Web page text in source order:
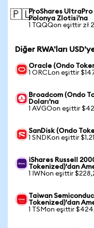
🇵🇱ProShares
Polonya Zlotisi'na
1 TQQQon eşittir zł
Diğer RWA'ları
Oracle (Ondo
1 ORCLon eşittir
Broadcom (Ondo
Doları'na
1 AVGOon eşittir
SanDisk (Ondo
1 SNDKon eşittir
iShares Russell
Tokenized)'dan
1 IWNon eşittir
Taiwan
Tokenized)'dan
1 TSMon eşittir